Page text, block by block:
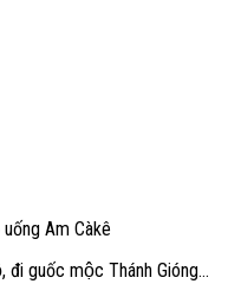
Am Càkê
đi guốc mộc Thánh Gióng…